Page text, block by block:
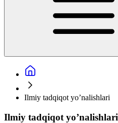
Ilmiy tadqiqot yo’nalishlari
Ilmiy tadqiqot yo’nalishlari